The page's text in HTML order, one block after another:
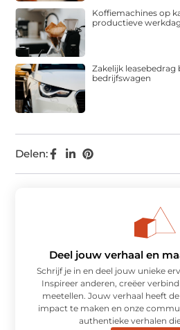
Delen:
Koffiemachines op
productieve werkdag
Zakelijk leasebedrag
bedrijfswagen
Deel jouw verhaal en
Schrijf je in en deel jouw unieke
Inspireer anderen, creëer
meetellen. Jouw verhaal heeft
impact te maken en onze
authentieke verhalen